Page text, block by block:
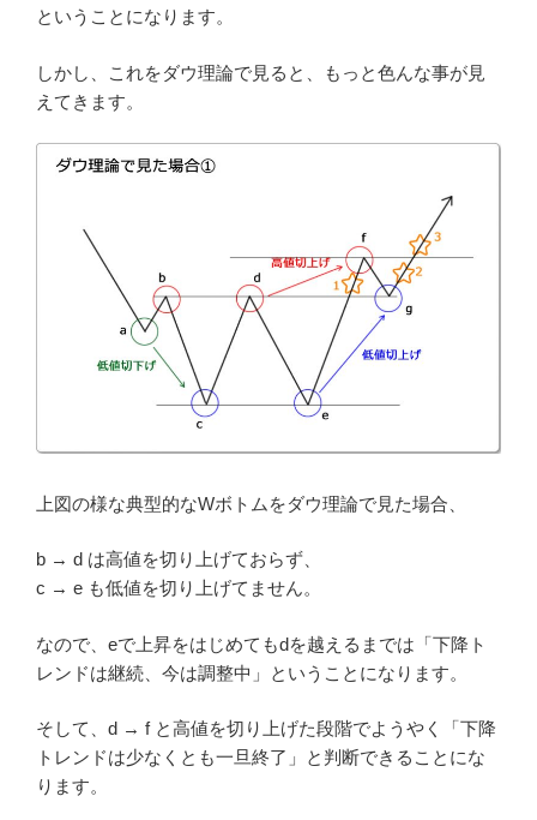
ということになります。
しかし、これをダウ理論で見ると、もっと色んな事が見
えてきます。
上図の様な典型的なWボトムをダウ理論で見た場合、
b → d は高値を切り上げておらず、
c → e も低値を切り上げてません。
なので、eで上昇をはじめてもdを越えるまでは「下降ト
レンドは継続、今は調整中」ということになります。
そして、d → f と高値を切り上げた段階でようやく「下降
トレンドは少なくとも一旦終了」と判断できることにな
ります。